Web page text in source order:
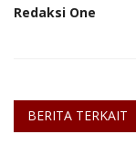
Redaksi One
BERITA TERKAIT